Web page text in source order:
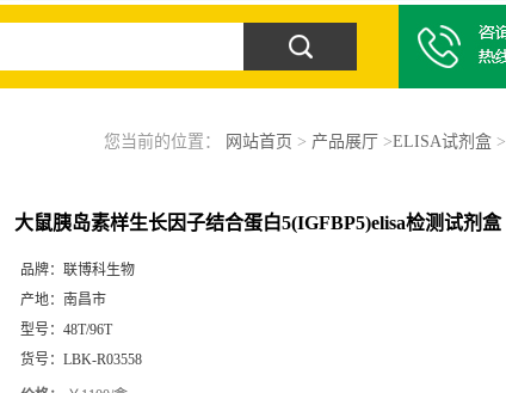
您当前的位置： 网站首页 > 产品展厅 >ELISA试剂盒>
大鼠胰岛素样生长因子结合蛋白5(IGFBP5)elisa检测试剂盒
品牌： 联博科生物
产地： 南昌市
型号： 48T/96T
货号： LBK-R03558